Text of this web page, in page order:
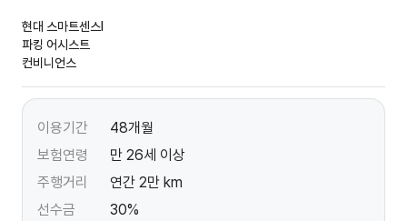
현대 스마트센스Ⅰ
파킹 어시스트
컨비니언스
이용기간
48개월
보험연령
만 26세 이상
주행거리
연간 2만 km
선수금
30%